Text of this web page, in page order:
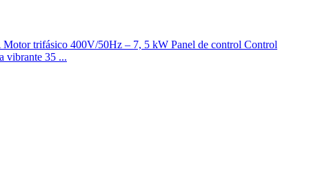
Motor trifásico 400V/50Hz – 7, 5 kW Panel de control Control
vibrante 35 ...